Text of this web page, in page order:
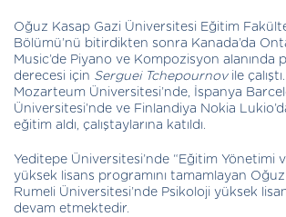
Oğuz Kasap Gazi Üniversitesi Eğitim
Bölümü’nü bitirdikten sonra Kanada’da
Music’de Piyano ve Kompozisyon alanında
derecesi için Serguei Tchepournov ile
Mozarteum Üniversitesi’nde, İspanya
Üniversitesi’nde ve Finlandiya Nokia
eğitim aldı, çalıştaylarına katıldı.
Yeditepe Üniversitesi’nde “Eğitim Yönetimi
yüksek lisans programını tamamlayan
Rumeli Üniversitesi’nde Psikoloji yüksek
devam etmektedir.